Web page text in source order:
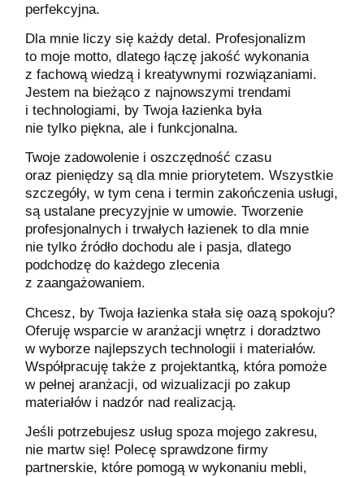
perfekcyjna.
Dla mnie liczy się każdy detal. Profesjonalizm
to moje motto, dlatego łączę jakość wykonania
z fachową wiedzą i kreatywnymi rozwiązaniami.
Jestem na bieżąco z najnowszymi trendami
i technologiami, by Twoja łazienka była
nie tylko piękna, ale i funkcjonalna.
Twoje zadowolenie i oszczędność czasu
oraz pieniędzy są dla mnie priorytetem. Wszystkie
szczegóły, w tym cena i termin zakończenia usługi,
są ustalane precyzyjnie w umowie. Tworzenie
profesjonalnych i trwałych łazienek to dla mnie
nie tylko źródło dochodu ale i pasja, dlatego
podchodzę do każdego zlecenia
z zaangażowaniem.
Chcesz, by Twoja łazienka stała się oazą spokoju?
Oferuję wsparcie w aranżacji wnętrz i doradztwo
w wyborze najlepszych technologii i materiałów.
Współpracuję także z projektantką, która pomoże
w pełnej aranżacji, od wizualizacji po zakup
materiałów i nadzór nad realizacją.
Jeśli potrzebujesz usług spoza mojego zakresu,
nie martw się! Polecę sprawdzone firmy
partnerskie, które pomogą w wykonaniu mebli,